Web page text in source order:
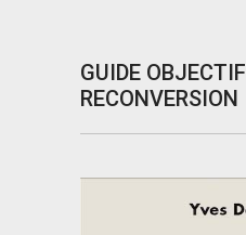
GUIDE OBJECTIF
RECONVERSION